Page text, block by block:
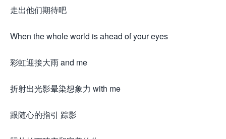
走出他们期待吧
When the whole world is ahead of your eyes
彩虹迎接大雨 and me
折射出光影晕染想象力 with me
跟随心的指引 踪影